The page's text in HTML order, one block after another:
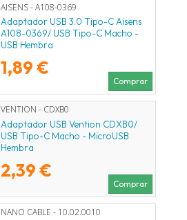
AISENS - A108-0369
Adaptador USB 3.0 Tipo-C Aisens
A108-0369/ USB Tipo-C Macho -
USB Hembra
1,89 €
Comprar
VENTION - CDXB0
Adaptador USB Vention CDXB0/
USB Tipo-C Macho - MicroUSB
Hembra
2,39 €
Comprar
NANO CABLE - 10.02.0010